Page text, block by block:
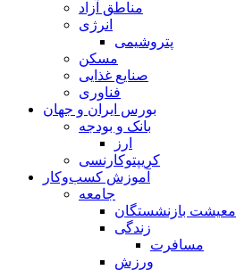
مناطق آزاد
انرژی
پتروشیمی
مسکن
صنایع غذایی
فناوری
بورس ایران و جهان
بانک و بودجه
ارز
کریپتوکارنسی
آموزش کسب‌وکار
جامعه
معیشت بازنشستگان
زندگی
مسافرت
ورزش